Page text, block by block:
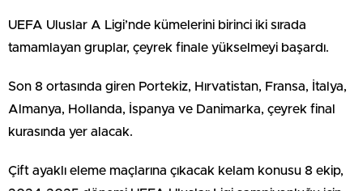
UEFA Uluslar A Ligi’nde kümelerini birinci iki sırada
tamamlayan gruplar, çeyrek finale yükselmeyi başardı.
Son 8 ortasında giren Portekiz, Hırvatistan, Fransa, İtalya,
Almanya, Hollanda, İspanya ve Danimarka, çeyrek final
kurasında yer alacak.
Çift ayaklı eleme maçlarına çıkacak kelam konusu 8 ekip,